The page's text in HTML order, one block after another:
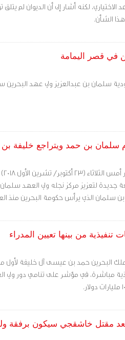
الاختياري، لكنه أشار إلى أن الديوان لم
الشأن.
في قصر اليمامة
سلمان بن عبدالعزيز ولي عهد
سلمان بن حمد ويتراجع خليفة
جديدة لتعزيز مركز نجله ولي العهد
سلمان الذي يرأس حكومة البحرين منذ العام
تنفيذية من بينها تعيين المدراء
البحرين حمد بن عيسى آل خليفة لأول
مباشرة، في مؤشر على تنامي دور ولي
مقتل خاشقجي سيكون برفقة